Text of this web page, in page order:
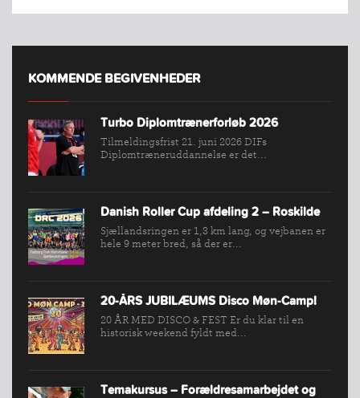
INDMELDELSE
NYHEDER
FIND
KLUB
FORBUNDET
VÆRKTØJSKASSEN
KONKURRENCER
KOMMENDE BEGIVENHEDER
Turbo Diplomtrænerforløb 2026
Tilmeldingsfrist 21. juni 2026 DIFs
Diplomtræneruddannelse er det...
Danish Roller Cup afdeling 2 – Roskilde
Sjællandsringen er 1,3 km lang, og vejbanen er
hele 9 meter bred, så der er...
20-ÅRS JUBILÆUMS Disco Møn-Camp!
20 ÅR MED DISCO & FEST Er du klar til en
historisk weekend fyldt med...
Temakursus – Forældresamarbejdet og